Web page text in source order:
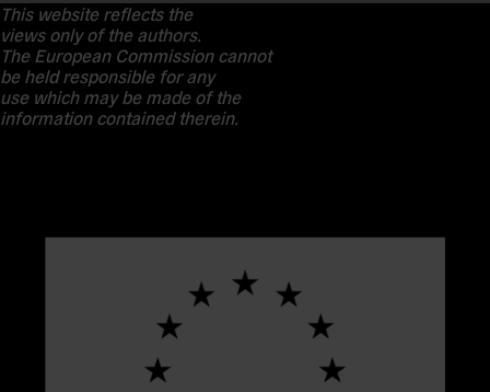
This website reflects the
views only of the authors.
The European Commission cannot
be held responsible for any
use which may be made of the
information contained therein.